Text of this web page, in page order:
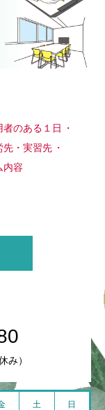
者のある１日
先・実習先
内容
み）
土 日